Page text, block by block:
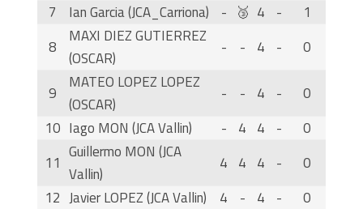
7
Ian Garcia (JCA_Carriona) - 🥉 4 -
1
8
MAXI DIEZ GUTIERREZ
(OSCAR)
- - 4 - 0
9
MATEO LOPEZ LOPEZ
(OSCAR)
- - 4 -
0
10 Iago MON (JCA Vallin) - 4 4 -
0
11
Guillermo MON (JCA
Vallin)
4 4 4 -
0
12 Javier LOPEZ (JCA Vallin) 4 - 4 -
0